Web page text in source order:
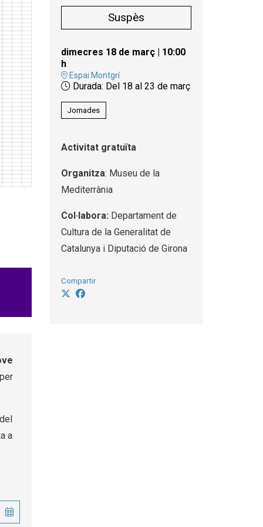
Suspès
dimecres 18 de març| 10:00
h
Espai Montgrí
Durada: Del 18 al 23 de març
Jornades
Activitat gratuïta
Organitza: Museu de la
Mediterrània
Col·labora: Departament de
Cultura de la Generalitat de
Catalunya i Diputació de Girona
Compartir
a